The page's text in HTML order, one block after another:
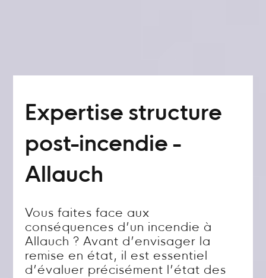
Expertise structure
post-incendie -
Allauch
Vous faites face aux
conséquences d’un incendie à
Allauch ? Avant d’envisager la
remise en état, il est essentiel
d’évaluer précisément l’état des